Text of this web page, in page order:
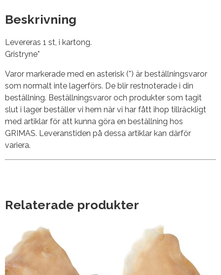
Beskrivning
Levereras 1 st, i kartong.
Gristryne*
Varor markerade med en asterisk (*) är beställningsvaror
som normalt inte lagerförs. De blir restnoterade i din
beställning. Beställningsvaror och produkter som tagit
slut i lager beställer vi hem när vi har fått ihop tillräckligt
med artiklar för att kunna göra en beställning hos
GRIMAS. Leveranstiden på dessa artiklar kan därför
variera.
Relaterade produkter